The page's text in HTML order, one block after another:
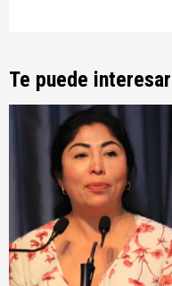
Te puede interesar